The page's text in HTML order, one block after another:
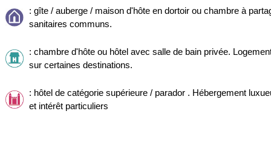
: gîte / auberge / maison d'hôte en dortoir ou chambre à
sanitaires communs.
: chambre d'hôte ou hôtel avec salle de bain privée.
sur certaines destinations.
: hôtel de catégorie supérieure / parador . Hébergement
et intérêt particuliers